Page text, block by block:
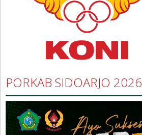
PORKAB SIDOARJO 2026